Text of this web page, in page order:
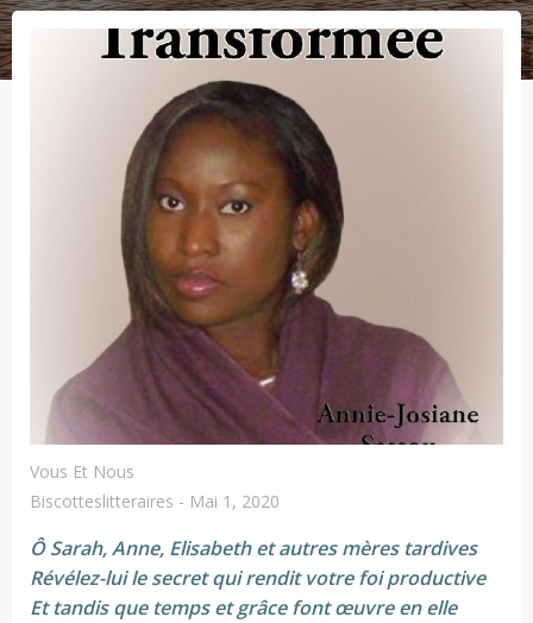
Vous Et Nous
Biscotteslitteraires - Mai 1, 2020
Ô Sarah, Anne, Elisabeth et autres mères tardives
Révélez-lui le secret qui rendit votre foi productive
Et tandis que temps et grâce font œuvre en elle